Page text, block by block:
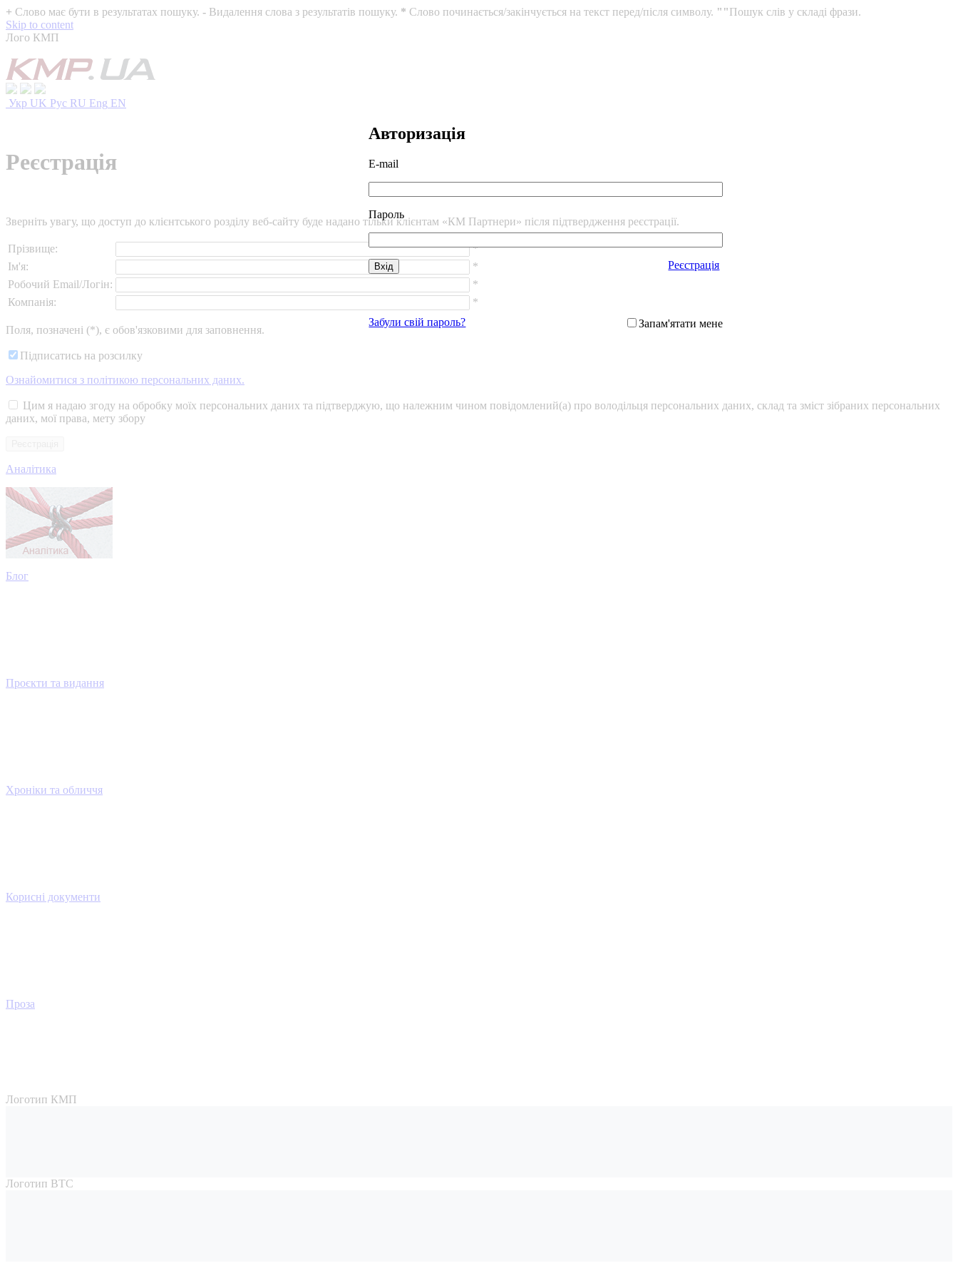
+ Слово має бути в результатах пошуку. - Видалення слова з результатів пошуку. * Слово починається/закінчується на текст перед/після символу. ""Пошук слів у складі фрази.
Skip to content
Лого КМП
Укр UK Рус RU Eng EN
Авторизація
E-mail
Пароль
Реєстрація
Забули свій пароль? Запам'ятати мене
Реєстрація
Зверніть увагу, що доступ до клієнтського розділу веб-сайту буде надано тільки клієнтам «КМ Партнери» після підтвердження реєстрації.
Прізвище:
*
Ім'я:
*
Робочий Email/Логін:
*
Компанія:
*
Поля, позначені (*), є обов'язковими для заповнення.
Підписатись на розсилку
Ознайомитися з політикою персональних даних.
Цим я надаю згоду на обробку моїх персональних даних та підтверджую, що належним чином повідомлений(а) про володільця персональних даних, склад та зміст зібраних персональних
даних, мої права, мету збору
Аналітика
Блог
Проєкти та видання
Хроніки та обличчя
Корисні документи
Проза
Логотип КМП
Логотип ВТС